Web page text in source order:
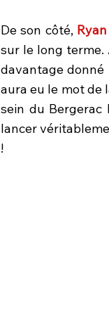
De son côté,
sur le long terme.
davantage donné
aura eu le mot de
sein du Bergerac
lancer
!